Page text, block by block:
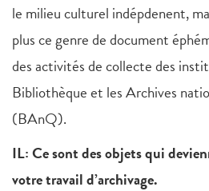
le milieu culturel indépdenent,
plus ce genre de document
des activités de collecte des
Bibliothèque et les Archives
(BAnQ).
IL: Ce sont des objets qui
votre travail d’archivage.